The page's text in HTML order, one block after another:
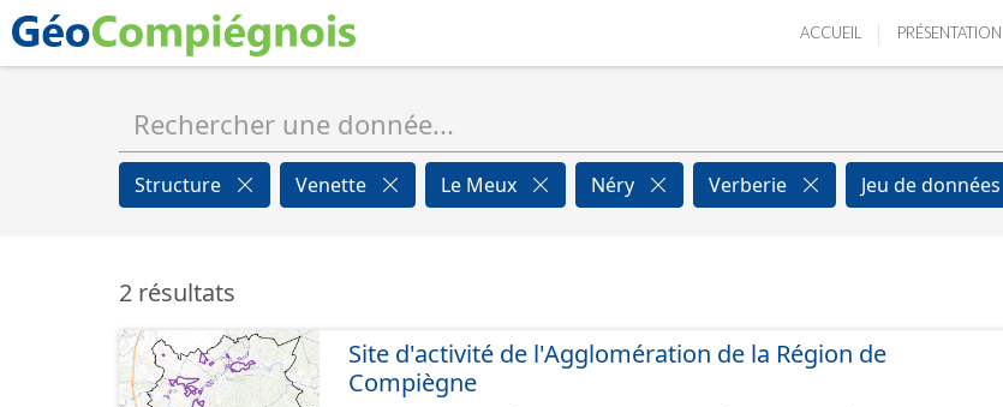
ACCUEIL PRÉSENTATION
Structure Venette Le Meux Néry Verberie Jeu de données
2 résultats
Site d'activité de l'Agglomération de la Région de
Compiègne